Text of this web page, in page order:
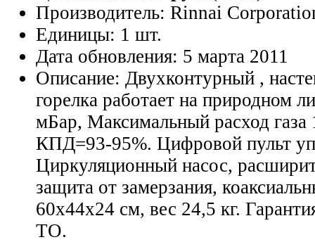
Производитель: Rinnai
Единицы: 1 шт.
Дата обновления: 5 марта 2011
Описание: Двухконтурный ,
горелка работает на природном
мБар, Максимальный расход газа
КПД=93-95%. Цифровой пульт
Циркуляционный насос,
защита от замерзания,
60х44х24 см, вес 24,5 кг.
ТО.